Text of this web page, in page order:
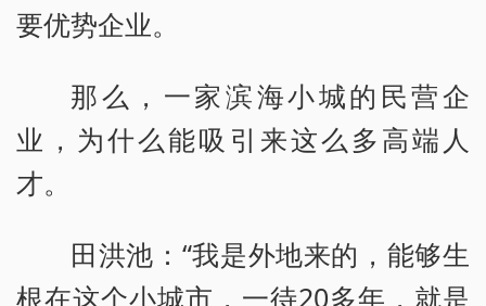
要优势企业。
那么，一家滨海小城的民营企
业，为什么能吸引来这么多高端人
才。
田洪池：“我是外地来的，能够生
根在这个小城市，一待20多年，就是